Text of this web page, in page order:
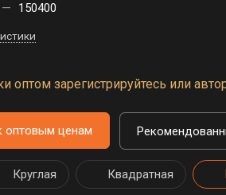
— 150400
оптом зарегистрируйтесь или
оптовым ценам
Круглая Квадратная